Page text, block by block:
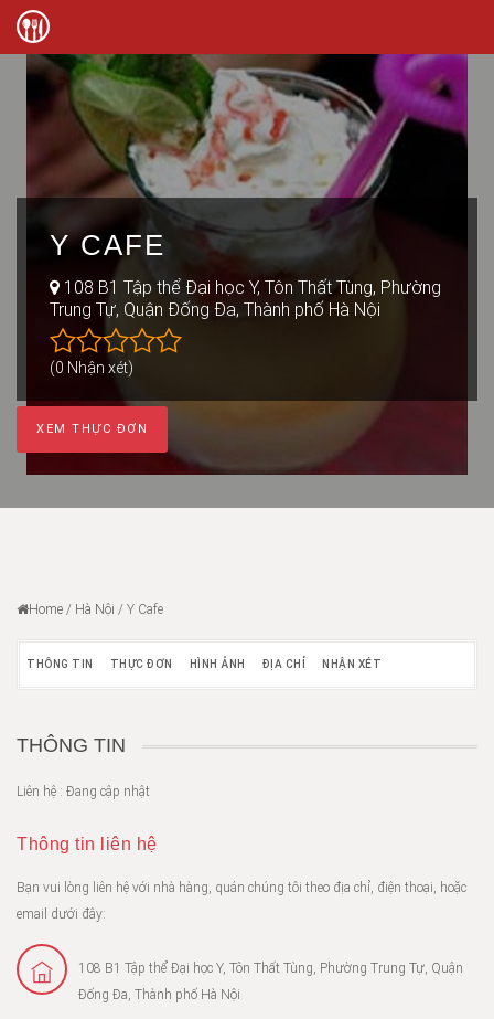
Y CAFE
108 B1 Tập thể Đại học Y, Tôn Thất Tùng, Phường
Trung Tự, Quận Đống Đa, Thành phố Hà Nội
(0 Nhận xét)
XEM THỰC ĐƠN
Home / Hà Nội / Y Cafe
THÔNG TIN THỰC ĐƠN HÌNH ẢNH ĐỊA CHỈ NHẬN XÉT
THÔNG TIN
Liên hệ : Đang cập nhật
Thông tin liên hệ
Bạn vui lòng liên hệ với nhà hàng, quán chúng tôi theo địa chỉ, điện thoại, hoặc
email dưới đây:
108 B1 Tập thể Đại học Y, Tôn Thất Tùng, Phường Trung Tự, Quận
Đống Đa, Thành phố Hà Nội